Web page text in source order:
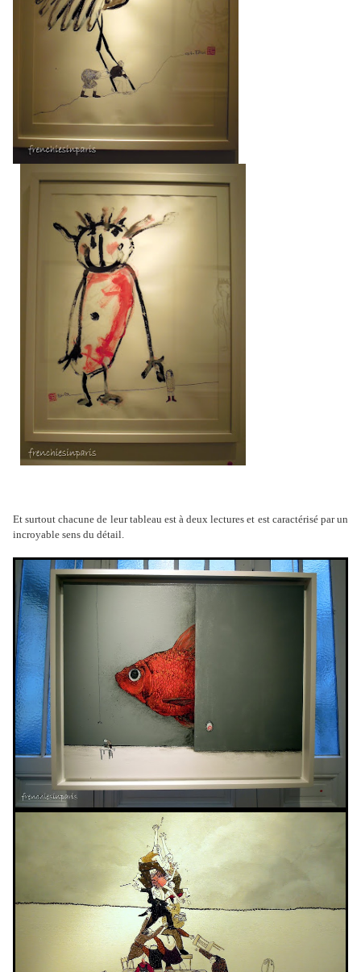
Et surtout chacune de leur tableau est à deux lectures et est caractérisé par un
incroyable sens du détail.